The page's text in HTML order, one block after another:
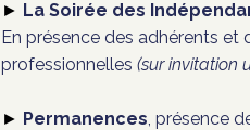
► La Soirée des
En présence des adhérents et
professionnelles (sur invitation
► Permanences , présence